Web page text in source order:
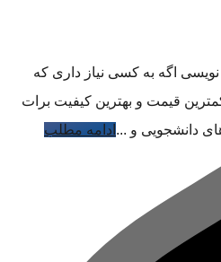
اگه به کسی نیاز داری که
قیمت و بهترین کیفیت برات
های دانشجویی و ... ادامه مطلب